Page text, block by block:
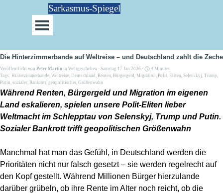
Direkt zum SeiteninhaltSarkasmus-Spiegel
Menü überspringen
Die Hinterzimmerbande auf Weltreise – und Deutschland zahlt die Zeche
Veröffentlicht von Peter Martin in Weltgeschehen · Samstag 17 Jan 2026 ·
4 Minuten
Tags: Hinterzimmerbande, Weltreise, Deutschland , Renten, Bürgergeld , Migration, Polit, Eliten, Selenskyj, Trump,
Putin, sozialer, Bankrott, geopolitischer, Größenwahn
Während Renten, Bürgergeld und Migration im eigenen
Land eskalieren, spielen unsere Polit-Eliten lieber
Weltmacht im Schlepptau von Selenskyj, Trump und Putin.
Sozialer Bankrott trifft geopolitischen Größenwahn
Manchmal hat man das Gefühl, in Deutschland werden die
Prioritäten nicht nur falsch gesetzt – sie werden regelrecht auf
den Kopf gestellt. Während Millionen Bürger hierzulande
darüber grübeln, ob ihre Rente im Alter noch reicht, ob die